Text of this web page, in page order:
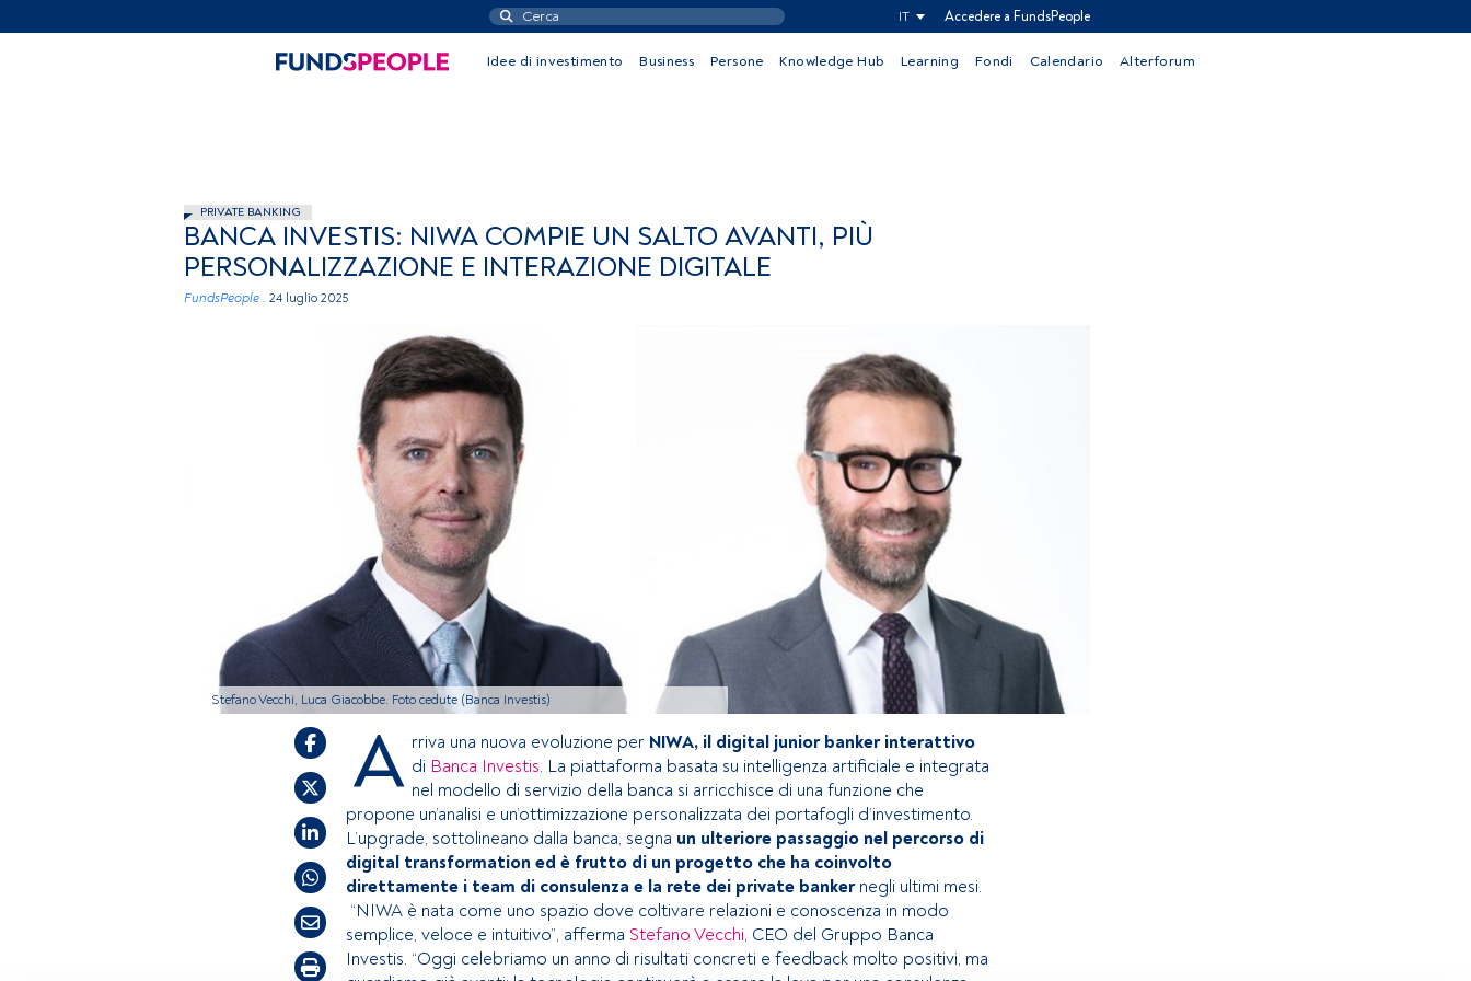
IT Accedere a FundsPeople
Idee di investimento Business Persone Knowledge Hub Learning Fondi Calendario Alterforum
PRIVATE BANKING
BANCA INVESTIS: NIWA COMPIE UN SALTO AVANTI, PIÙ
PERSONALIZZAZIONE E INTERAZIONE DIGITALE
FundsPeople . 24 luglio 2025
Stefano Vecchi, Luca Giacobbe. Foto cedute (Banca Investis)
A rriva una nuova evoluzione per NIWA, il digital junior banker interattivo
di Banca Investis. La piattaforma basata su intelligenza artificiale e integrata
nel modello di servizio della banca si arricchisce di una funzione che
propone un’analisi e un’ottimizzazione personalizzata dei portafogli d’investimento.
L’upgrade, sottolineano dalla banca, segna un ulteriore passaggio nel percorso di
digital transformation ed è frutto di un progetto che ha coinvolto
direttamente i team di consulenza e la rete dei private bankernegli ultimi mesi.
“NIWA è nata come uno spazio dove coltivare relazioni e conoscenza in modo
semplice, veloce e intuitivo”, afferma Stefano Vecchi, CEO del Gruppo Banca
Investis. “Oggi celebriamo un anno di risultati concreti e feedback molto positivi, ma